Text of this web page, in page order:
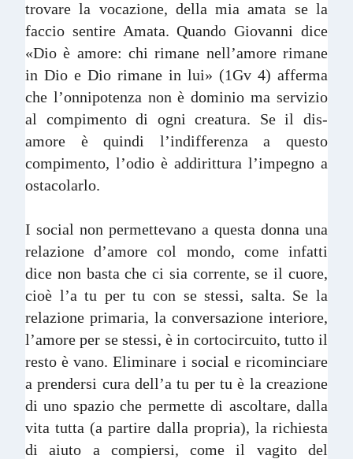
trovare la vocazione, della mia amata se la
faccio sentire Amata. Quando Giovanni dice
«Dio è amore: chi rimane nell’amore rimane
in Dio e Dio rimane in lui» (1Gv 4) afferma
che l’onnipotenza non è dominio ma servizio
al compimento di ogni creatura. Se il dis-
amore è quindi l’indifferenza a questo
compimento, l’odio è addirittura l’impegno a
ostacolarlo.
I social non permettevano a questa donna una
relazione d’amore col mondo, come infatti
dice non basta che ci sia corrente, se il cuore,
cioè l’a tu per tu con se stessi, salta. Se la
relazione primaria, la conversazione interiore,
l’amore per se stessi, è in cortocircuito, tutto il
resto è vano. Eliminare i social e ricominciare
a prendersi cura dell’a tu per tu è la creazione
di uno spazio che permette di ascoltare, dalla
vita tutta (a partire dalla propria), la richiesta
di aiuto a compiersi, come il vagito del